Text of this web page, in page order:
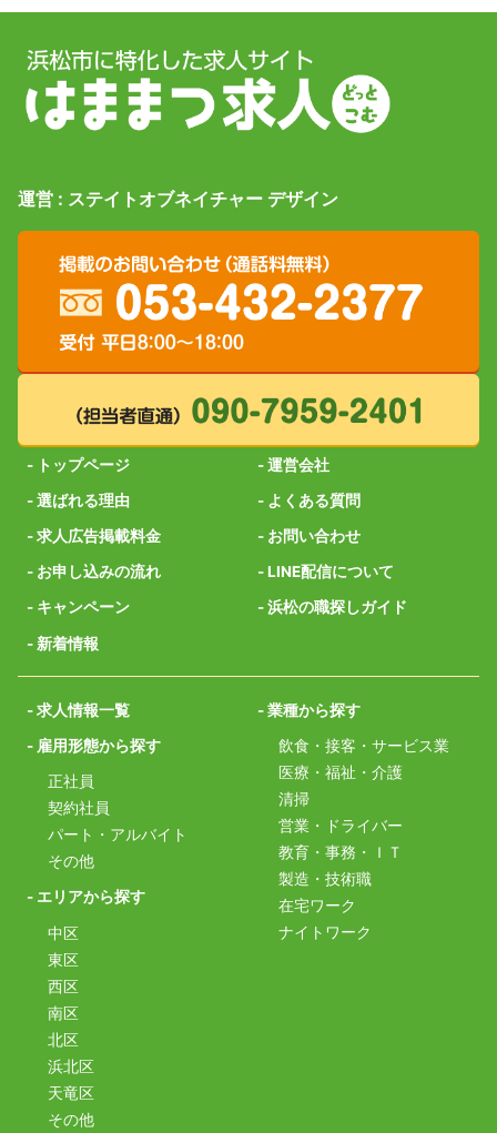
運営 : ステイトオブネイチャー デザイン
- トップページ
-選ばれる理由
-求人広告掲載料金
- お申し込みの流れ
- キャンペーン
- 新着情報
-運営会社
- よくある質問
- お問い合わせ
-LINE配信について
-浜松の職探しガイド
- 求人情報一覧
- 雇用形態から探す
正社員
契約社員
パート・アルバイト
その他
- エリアから探す
中区
東区
西区
南区
北区
浜北区
天竜区
その他
- 業種から探す
飲食・接客・サービス業
医療・福祉・介護
清掃
営業・ドライバー
教育・事務・ＩＴ
製造・技術職
在宅ワーク
ナイトワーク